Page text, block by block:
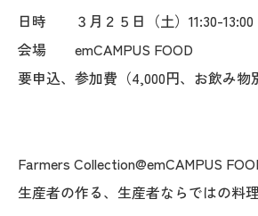
日時 ３月２５日（土）11:30-13:00
会場 emCAMPUS FOOD
要申込、参加費（4,000円、お飲み物
Farmers Collection@emCAMPUS
生産者の作る、生産者ならではの料